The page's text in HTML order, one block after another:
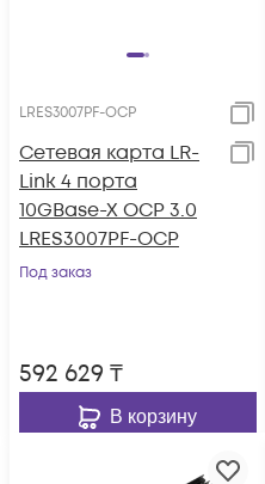
LRES3007PF-OCP
Сетевая карта LR-
Link 4 порта
10GBase-X OCP 3.0
LRES3007PF-OCP
Под заказ
592 629 ₸
В корзину